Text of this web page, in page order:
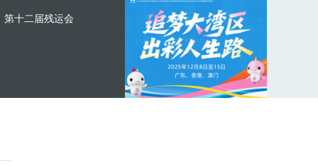
第十二届残运会